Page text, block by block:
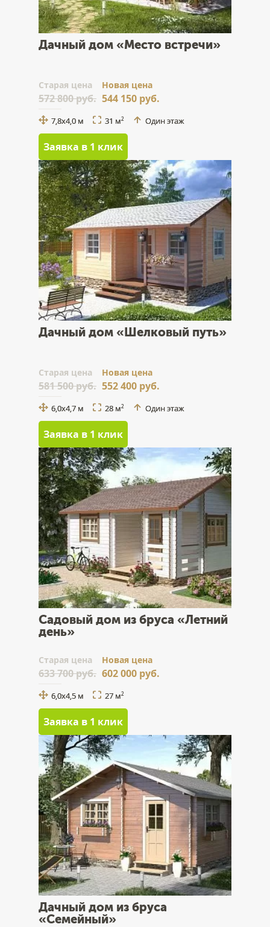
Дачный дом «Место встречи»
Cтарая цена
572 800 руб.
Новая цена
544 150 руб.
7,8х4,0 м 31 м2 Один этаж
Заявка в 1 клик
Дачный дом «Шелковый путь»
Cтарая цена
581 500 руб.
Новая цена
552 400 руб.
6,0x4,7 м 28 м2 Один этаж
Заявка в 1 клик
Садовый дом из бруса «Летний
день»
Cтарая цена
633 700 руб.
Новая цена
602 000 руб.
6,0х4,5 м 27 м2
Заявка в 1 клик
Дачный дом из бруса
«Семейный»